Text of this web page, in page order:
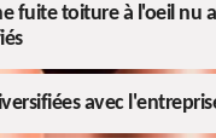
fuite toiture à l'oeil nu
avec